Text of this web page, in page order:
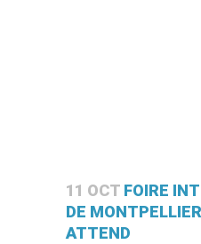
11 OCT FOIRE
DE
ATTEND